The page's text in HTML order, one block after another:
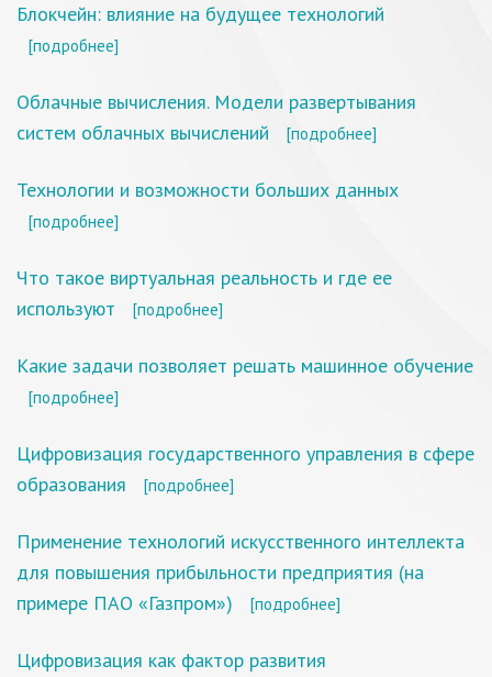
Блокчейн: влияние на будущее технологий
[подробнее]
Облачные вычисления. Модели развертывания
систем облачных вычислений
[подробнее]
Технологии и возможности больших данных
[подробнее]
Что такое виртуальная реальность и где ее
используют
[подробнее]
Какие задачи позволяет решать машинное обучение
[подробнее]
Цифровизация государственного управления в сфере
образования
[подробнее]
Применение технологий искусственного интеллекта
для повышения прибыльности предприятия (на
примере ПАО «Газпром»)
[подробнее]
Цифровизация как фактор развития